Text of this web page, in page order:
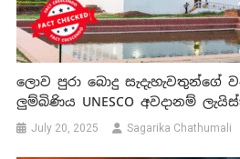
ලොව පුරා බොදු සැදැහැවතුන්ගේ
ලුම්බිණිය UNESCO අවදානම්
July 20, 2025 Sagarika Chathumali